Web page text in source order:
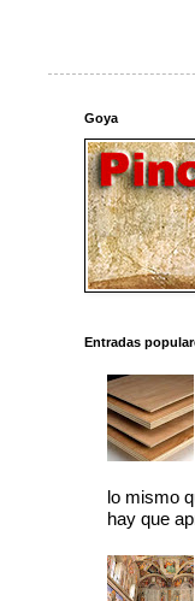
Goya
Entradas
lo mismo
hay que